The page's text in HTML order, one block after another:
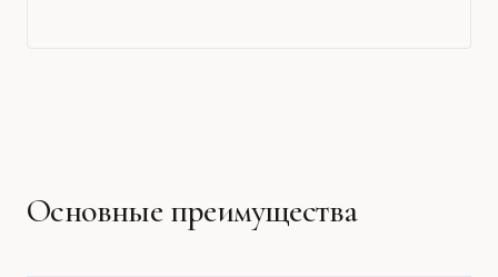
Основные преимущества